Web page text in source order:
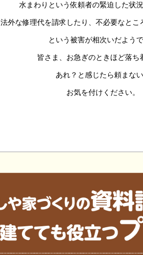
水まわりという依頼者の緊迫した状
法外な修理代を請求したり、不必要なとこ
という被害が相次いだようで
皆さま、お急ぎのときほど落ち
あれ？と感じたら頼まない
お気を付けください。